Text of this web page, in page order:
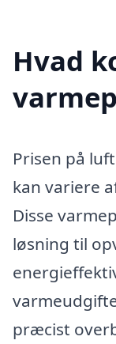
Hvad
Prisen på
kan variere
Disse
løsning til
præcist